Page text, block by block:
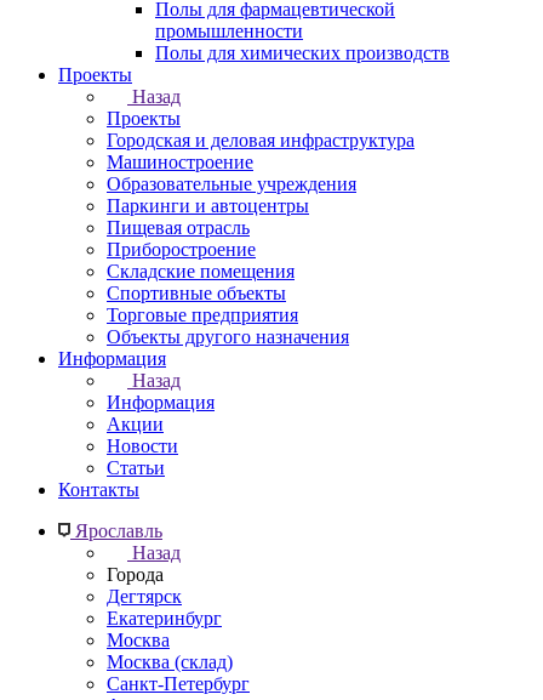
Полы для фармацевтической
промышленности
Полы для химических производств
Проекты
Назад
Проекты
Городская и деловая инфраструктура
Машиностроение
Образовательные учреждения
Паркинги и автоцентры
Пищевая отрасль
Приборостроение
Складские помещения
Спортивные объекты
Торговые предприятия
Объекты другого назначения
Информация
Назад
Информация
Акции
Новости
Статьи
Контакты
Ярославль
Назад
Города
Дегтярск
Екатеринбург
Москва
Москва (склад)
Санкт-Петербург